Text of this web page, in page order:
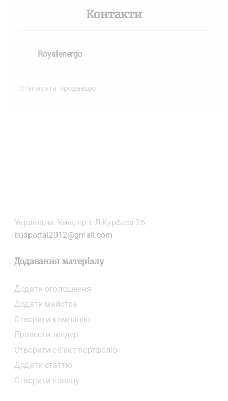
Контакти
Royalenergo
Написати продавцю
Українa, м. Київ, пр-т Л.Курбаса 2б
budportal2012@gmail.com
Додавання матеріалу
Додати oголошення
Додати майстра
Створити компанiю
Провести тендер
Створити об’єкт портфоліо
Додати статтю
Створити новину